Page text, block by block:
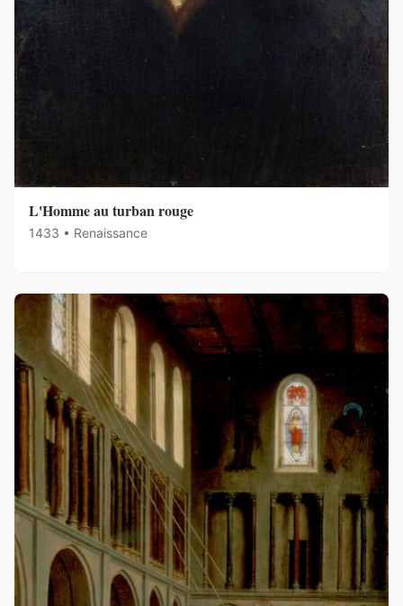
L'Homme au turban rouge
1433 • Renaissance